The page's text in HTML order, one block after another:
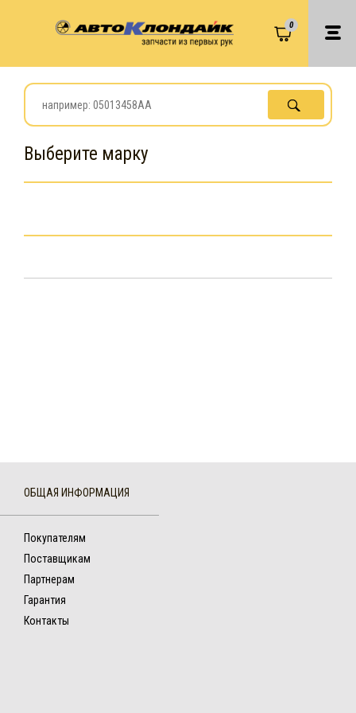
0
Выберите марку
ОБЩАЯ ИНФОРМАЦИЯ
Покупателям
Поставщикам
Партнерам
Гарантия
Контакты